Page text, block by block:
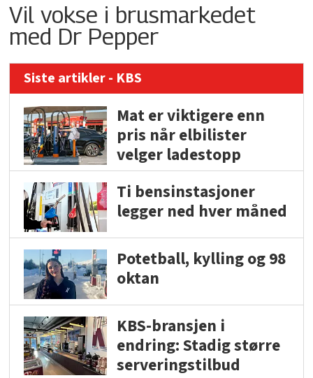
Vil vokse i brusmarkedet
med Dr Pepper
Siste artikler - KBS
Mat er viktigere enn
pris når elbilister
velger ladestopp
Ti bensinstasjoner
legger ned hver måned
Potetball, kylling og 98
oktan
KBS-bransjen i
endring: Stadig større
serveringstilbud